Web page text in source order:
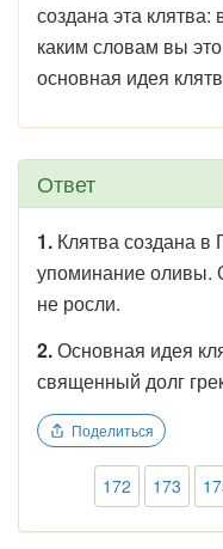
создана эта
каким словам вы
основная идея
Ответ
1. Клятва создана в
упоминание оливы.
не росли.
2.Основная идея
священный долг
Поделиться
172 173